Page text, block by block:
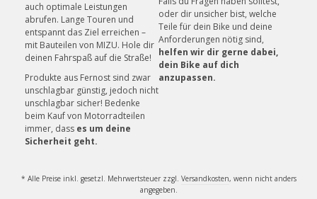
auch optimale Leistungen
abrufen. Lange Touren und
entspannt das Ziel erreichen –
mit Bauteilen von MIZU. Hole dir
deinen Fahrspaß auf die Straße!
Produkte aus Fernost sind zwar
unschlagbar günstig, jedoch nicht
unschlagbar sicher! Bedenke
beim Kauf von Motorradteilen
immer, dass es um deine
Sicherheit geht.
oder dir unsicher bist, welche
Teile für dein Bike und deine
Anforderungen nötig sind,
helfen wir dir gerne dabei,
dein Bike auf dich
anzupassen.
* Alle Preise inkl. gesetzl. Mehrwertsteuer zzgl. Versandkosten, wenn nicht anders
angegeben.